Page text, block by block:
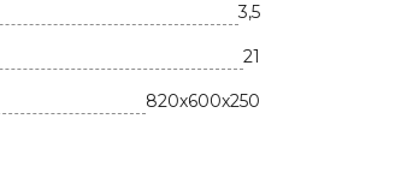
3,5
21
820х600х250